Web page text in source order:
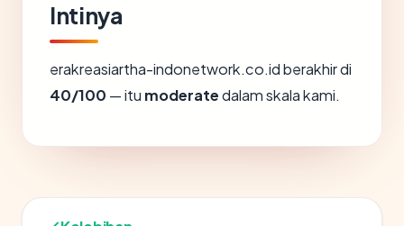
Intinya
erakreasiartha-indonetwork.co.id berakhir di
40/100 — itu moderatedalam skala kami.